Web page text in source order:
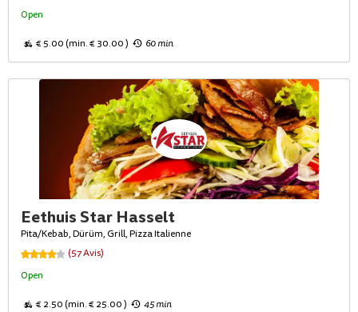
Open
€ 5.00 (min. € 30.00 ) 60 min
Eethuis Star Hasselt
Pita/Kebab, Dürüm, Grill, Pizza Italienne
(57 Avis)
Open
€ 2.50 (min. € 25.00 ) 45 min